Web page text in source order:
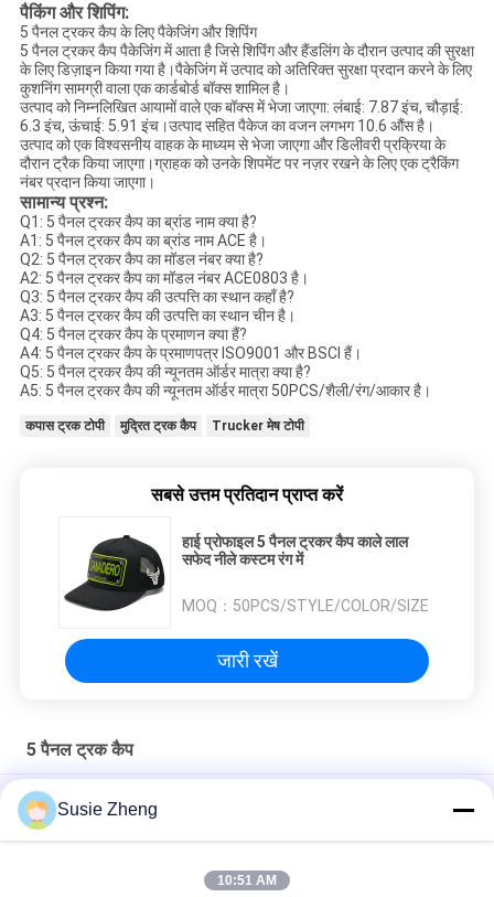
पैकिंग और शिपिंग:
5 पैनल ट्रकर कैप के लिए पैकेजिंग और शिपिंग
5 पैनल ट्रकर कैप पैकेजिंग में आता है जिसे शिपिंग और हैंडलिंग के दौरान उत्पाद की सुरक्षा
के लिए डिज़ाइन किया गया है।पैकेजिंग में उत्पाद को अतिरिक्त सुरक्षा प्रदान करने के लिए
कुशनिंग सामग्री वाला एक कार्डबोर्ड बॉक्स शामिल है।
उत्पाद को निम्नलिखित आयामों वाले एक बॉक्स में भेजा जाएगा: लंबाई: 7.87 इंच, चौड़ाई:
6.3 इंच, ऊंचाई: 5.91 इंच।उत्पाद सहित पैकेज का वजन लगभग 10.6 औंस है।
उत्पाद को एक विश्वसनीय वाहक के माध्यम से भेजा जाएगा और डिलीवरी प्रक्रिया के
दौरान ट्रैक किया जाएगा।ग्राहक को उनके शिपमेंट पर नज़र रखने के लिए एक ट्रैकिंग
नंबर प्रदान किया जाएगा।
सामान्य प्रश्न:
Q1: 5 पैनल ट्रकर कैप का ब्रांड नाम क्या है?
A1: 5 पैनल ट्रकर कैप का ब्रांड नाम ACE है।
Q2: 5 पैनल ट्रकर कैप का मॉडल नंबर क्या है?
A2: 5 पैनल ट्रकर कैप का मॉडल नंबर ACE0803 है।
Q3: 5 पैनल ट्रकर कैप की उत्पत्ति का स्थान कहाँ है?
A3: 5 पैनल ट्रकर कैप की उत्पत्ति का स्थान चीन है।
Q4: 5 पैनल ट्रकर कैप के प्रमाणन क्या हैं?
A4: 5 पैनल ट्रकर कैप के प्रमाणपत्र ISO9001 और BSCI हैं।
Q5: 5 पैनल ट्रकर कैप की न्यूनतम ऑर्डर मात्रा क्या है?
A5: 5 पैनल ट्रकर कैप की न्यूनतम ऑर्डर मात्रा 50PCS/शैली/रंग/आकार है।
कपास ट्रक टोपी मुद्रित ट्रक कैप Trucker मेष टोपी
सबसे उत्तम प्रतिदान प्राप्त करें
हाई प्रोफाइल 5 पैनल ट्रकर कैप काले लाल
सफेद नीले कस्टम रंग में
MOQ： 50PCS/STYLE/COLOR/SIZE
जारी रखें
5 पैनल ट्रक कैप
लोगो के बिना OEM 5 पैनल ट्रूकॉलर कैप बल्क ब्लैंक ट्रूकॉलर मेश हैट
आउटडोर खेल शैली 5 पैनल ट्रक कैप / हिप हॉप फ्लैट कैप्स पर्यावरण के अनुकूल
एडल्ट चिल्ड्रन कर्व ब्रिम 5 पैनल ट्रूकॉलर कैप एडजस्टेबल गोर्रास मेश ब्लैंक विज़र
Susie Zheng
10:51 AM